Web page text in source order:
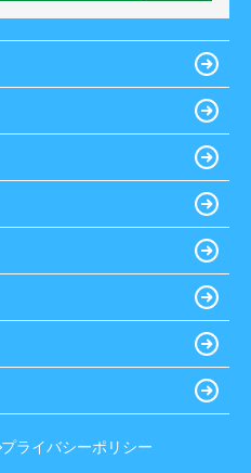
プライバシーポリシー